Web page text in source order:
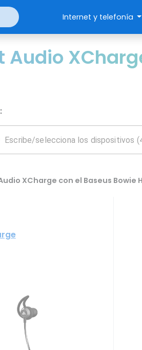
Internet y telefonía
XCharge con el Baseus Bowie